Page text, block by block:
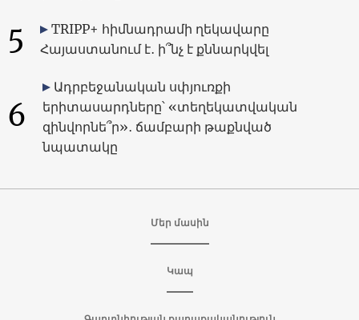
5
TRIPP+ հիմնադրամի ղեկավարը
Հայաստանում է․ ի՞նչ է քննարկվել
6
Ադրբեջանական սփյուռքի
երիտասարդները՝ «տեղեկատվական
զինվորնե՞ր»․ ճամբարի թաքնված
նպատակը
Մեր մասին
Կապ